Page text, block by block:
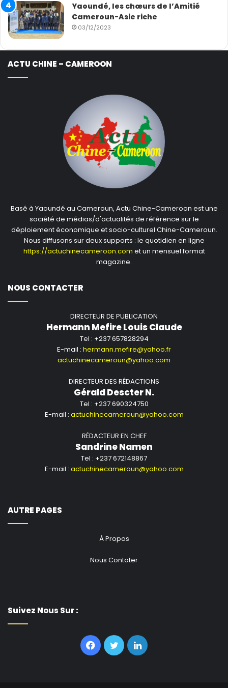
Yaoundé, les chœurs de l’Amitié
Cameroun-Asie riche
03/12/2023
ACTU CHINE – CAMEROON
Basé à Yaoundé au Cameroun, Actu Chine-Cameroon est une
société de médias/d'actualités de référence sur le
déploiement économique et socio-culturel Chine-Cameroun.
Nous diffusons sur deux supports : le quotidien en ligne
https://actuchinecameroon.com et un mensuel format
magazine.
NOUS CONTACTER
DIRECTEUR DE PUBLICATION
Hermann Mefire Louis Claude
Tel : +237 657828294
E-mail : hermann.mefire@yahoo.fr
actuchinecameroun@yahoo.com
DIRECTEUR DES RÉDACTIONS
Gérald Descter N.
Tel : +237 690324750
E-mail : actuchinecameroun@yahoo.com
RÉDACTEUR EN CHEF
Sandrine Namen
Tel : +237 672148867
E-mail : actuchinecameroun@yahoo.com
AUTRE PAGES
À Propos
Nous Contater
Suivez Nous Sur :
Facebook
TwitterLinkedin